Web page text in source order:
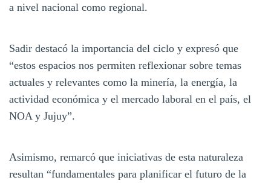
a nivel nacional como regional.
Sadir destacó la importancia del ciclo y expresó que
“estos espacios nos permiten reflexionar sobre temas
actuales y relevantes como la minería, la energía, la
actividad económica y el mercado laboral en el país, el
NOA y Jujuy”.
Asimismo, remarcó que iniciativas de esta naturaleza
resultan “fundamentales para planificar el futuro de la